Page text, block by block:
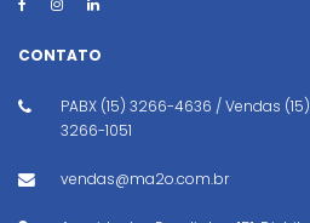
CONTATO
PABX (15) 3266-4636 / Vendas (15)
3266-1051
vendas@ma2o.com.br